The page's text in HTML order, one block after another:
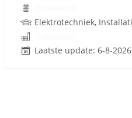
Laatste update: 6-8-2026